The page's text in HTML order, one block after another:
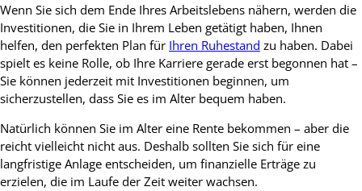
Wenn Sie sich dem Ende Ihres Arbeitslebens nähern, werden die
Investitionen, die Sie in Ihrem Leben getätigt haben, Ihnen
helfen, den perfekten Plan für Ihren Ruhestand zu haben. Dabei
spielt es keine Rolle, ob Ihre Karriere gerade erst begonnen hat –
Sie können jederzeit mit Investitionen beginnen, um
sicherzustellen, dass Sie es im Alter bequem haben.
Natürlich können Sie im Alter eine Rente bekommen – aber die
reicht vielleicht nicht aus. Deshalb sollten Sie sich für eine
langfristige Anlage entscheiden, um finanzielle Erträge zu
erzielen, die im Laufe der Zeit weiter wachsen.